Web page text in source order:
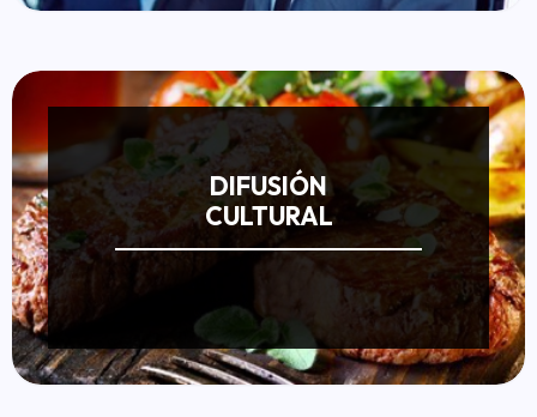
DIFUSIÓN
CULTURAL